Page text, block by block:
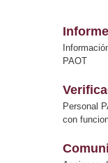
PAOT
Personal
con